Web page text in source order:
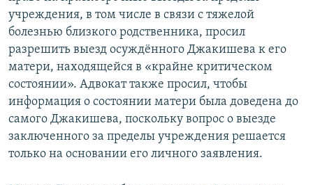
учреждения, в том числе в связи с тяжелой
болезнью близкого родственника, просил
разрешить выезд осуждённого Джакишева к его
матери, находящейся в «крайне критическом
состоянии». Адвокат также просил, чтобы
информация о состоянии матери была доведена до
самого Джакишева, поскольку вопрос о выезде
заключенного за пределы учреждения решается
только на основании его личного заявления.